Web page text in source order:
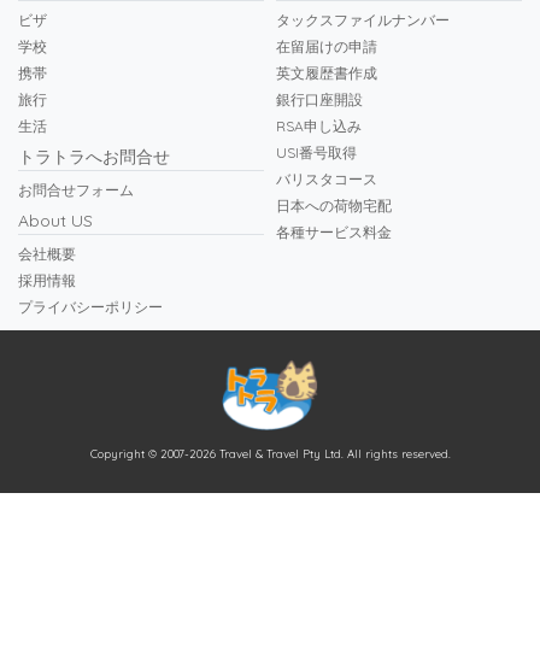
ビザ
学校
携帯
旅行
生活
トラトラへお問合せ
お問合せフォーム
About US
会社概要
採用情報
プライバシーポリシー
タックスファイルナンバー
在留届けの申請
英文履歴書作成
銀行口座開設
RSA申し込み
USI番号取得
バリスタコース
日本への荷物宅配
各種サービス料金
Copyright © 2007-2026 Travel & Travel Pty Ltd. All rights reserved.